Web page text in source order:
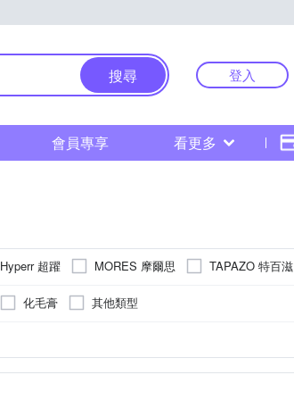
搜尋 登入
會員專享 看更多
Hyperr 超躍 MORES 摩爾思 TAPAZO 特百滋
化毛膏 其他類型